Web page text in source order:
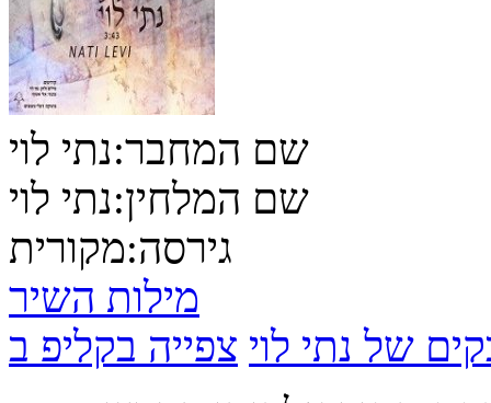
שם המחבר:נתי לוי
שם המלחין:נתי לוי
גירסה:מקורית
מילות השיר
של נתי לוי